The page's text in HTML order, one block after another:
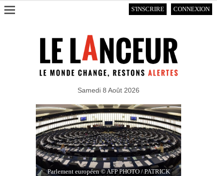
S'INSCRIRE CONNEXION
Samedi 8 Août 2026
Parlement européen © AFP PHOTO / PATRICK